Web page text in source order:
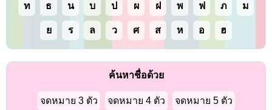
ท ธ น บ ป ผ ฝ พ ฟ ภ ม
ย ร ล ว ศ ส ห อ ฮ
ค้นหาชื่อด้วย
จดหมาย 3 ตัว จดหมาย 4 ตัว จดหมาย 5 ตัว